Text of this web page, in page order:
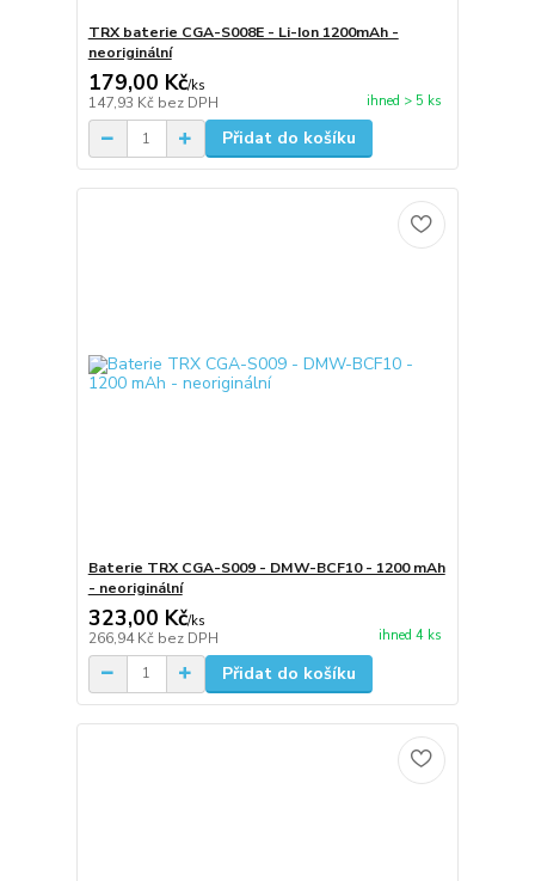
TRX baterie CGA-S008E - Li-Ion 1200mAh -
neoriginální
179,00 Kč/ks
147,93 Kč bez DPH ihned > 5 ks
Přidat do košíku
Baterie TRX CGA-S009 - DMW-BCF10 - 1200 mAh
- neoriginální
323,00 Kč/ks
266,94 Kč bez DPH ihned 4 ks
Přidat do košíku